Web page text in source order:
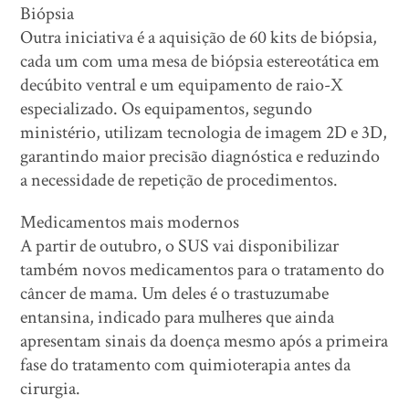
Biópsia
Outra iniciativa é a aquisição de 60 kits de biópsia,
cada um com uma mesa de biópsia estereotática em
decúbito ventral e um equipamento de raio-X
especializado. Os equipamentos, segundo
ministério, utilizam tecnologia de imagem 2D e 3D,
garantindo maior precisão diagnóstica e reduzindo
a necessidade de repetição de procedimentos.
Medicamentos mais modernos
A partir de outubro, o SUS vai disponibilizar
também novos medicamentos para o tratamento do
câncer de mama. Um deles é o trastuzumabe
entansina, indicado para mulheres que ainda
apresentam sinais da doença mesmo após a primeira
fase do tratamento com quimioterapia antes da
cirurgia.